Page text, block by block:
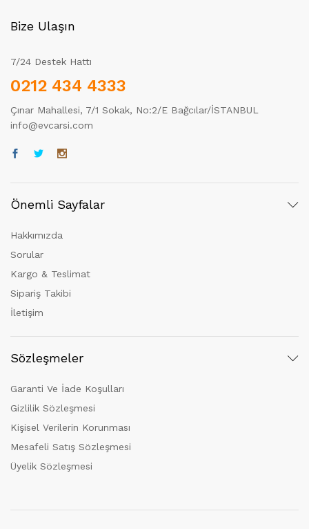
Bize Ulaşın
7/24 Destek Hattı
0212 434 4333
Çınar Mahallesi, 7/1 Sokak, No:2/E Bağcılar/İSTANBUL
info@evcarsi.com
Önemli Sayfalar
Hakkımızda
Sorular
Kargo & Teslimat
Sipariş Takibi
İletişim
Sözleşmeler
Garanti Ve İade Koşulları
Gizlilik Sözleşmesi
Kişisel Verilerin Korunması
Mesafeli Satış Sözleşmesi
Üyelik Sözleşmesi